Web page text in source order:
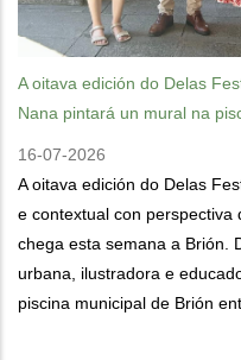
A oitava edición do Delas
Nana pintará un mural na
16-07-2026
A oitava edición do Delas
e contextual con perspectiva
chega esta semana a Brión.
urbana, ilustradora e
piscina municipal de Brión